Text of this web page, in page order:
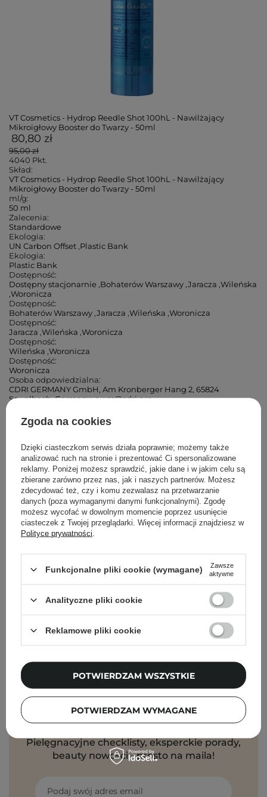
VT Cosmetics - Hydrop Reedle Shot 100hL - Nawilżający
Mikroigłowy Booster do Twarzy - 50ml
80,80 zł
95,00 zł
4040 Pkt.
Skład:
VT Cosmetics - Hydrop Reedle Shot 100hL - Nawilżający
Mikroigłowy Booster do Twarzy - 50ml
ml/g:
50 ml
Zalecenia:
Standardowe
Ekologia:
UN Carbon Offset ,Plastic Bank
Ekologia:
Plastic Bank
Dostępność:
Dostępny stacjonarnie ,Bohaterów Warszawy ,Jaracza ,Wileńska
,Woronicza
Dostępność:
Bohaterów Warszawy ,Jaracza ,Wileńska ,Woronicza
Dostępność:
Jaracza ,Wileńska ,Woronicza
Dostępność:
Wileńska ,Woronicza
Dostępność:
Woronicza
Osoba odpowiedzialna:
CDRI GERMANY GmbH, Am Kronberger Hang 2, 65824
Scwalbach, Germany, eu.cs@cdri.pro
Korea Południowa
Cosibella Corner (Andrzeja)
Cosibella Corner (Łucka)
Cosibella Corner (Woronicza)
Cosibella Corner (Wileńska)
Cosibella Corner (Szlak)
Newsletter Cosibella
Pielęgnacyjne checklisty, eksperckie porady,
beauty nowości - prosto na maila!
Podaj swój adres email
Zgoda na cookies
Dzięki ciasteczkom serwis działa poprawnie; możemy także
analizować ruch na stronie i prezentować Ci spersonalizowane
reklamy. Poniżej możesz sprawdzić, jakie dane i w jakim celu są
zbierane zarówno przez nas, jak i naszych partnerów. Możesz
zdecydować też, czy i komu zezwalasz na przetwarzanie
danych (poza wymaganymi danymi funkcjonalnymi). Zgodę
możesz wycofać w dowolnym momencie poprzez usunięcie
ciasteczek z Twojej przeglądarki. Więcej informacji znajdziesz w
Polityce prywatności
Funkcjonalne pliki cookie (wymagane)
Zawsze
aktywne
Analityczne pliki cookie
Reklamowe pliki cookie
POTWIERDZAM WYMAGANE
POTWIERDZAM WSZYSTKIE